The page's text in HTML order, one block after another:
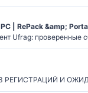
| RePack &amp;
Ufrag: проверенные
И